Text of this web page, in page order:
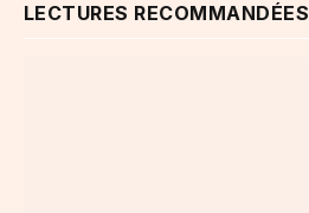
LECTURES RECOMMANDÉES